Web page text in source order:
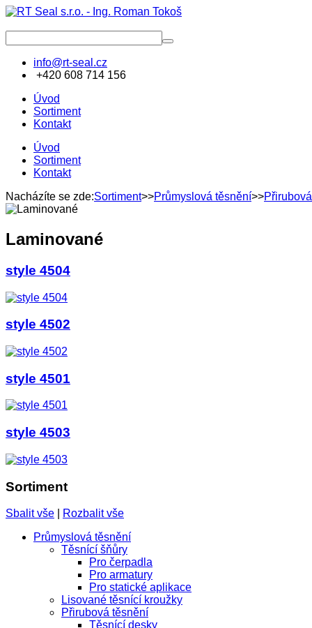
info@rt-seal.cz
+420 608 714 156
Úvod
Sortiment
Kontakt
Úvod
Sortiment
Kontakt
Nacházíte se zde:Sortiment>>Průmyslová těsnění>>
Laminované
style 4504
style 4502
style 4501
style 4503
Sortiment
Sbalit vše
Rozbalit vše
Průmyslová těsnění
Těsnící šňůry
Pro čerpadla
Pro armatury
Pro statické aplikace
Lisované těsnící kroužky
Přirubová těsnění
Těsnící desky